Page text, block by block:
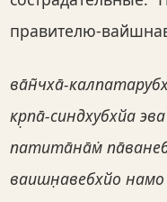
правителю-
ва̄н̃чха̄-
кр̣па̄-синдхубхйа
патита̄на̄м̇
ваишн̣авебхйо